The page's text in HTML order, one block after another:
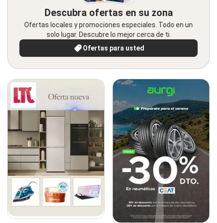
Descubra ofertas en su zona
Ofertas locales y promociones especiales. Todo en un
solo lugar. Descubre lo mejor cerca de ti.
Ofertas para usted